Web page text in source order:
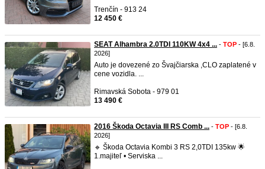
Trenčín - 913 24
12 450 €
SEAT Alhambra 2.0TDI 110KW 4x4 ... - TOP - [6.8.
2026]
Auto je dovezené zo Švajčiarska ,CLO zaplatené v
cene vozidla. ...
Rimavská Sobota - 979 01
13 490 €
2016 Škoda Octavia III RS Comb ... - TOP - [6.8.
2026]
🔹 Škoda Octavia Kombi 3 RS 2,0TDI 135kw 🌟
1.majiteľ • Serviska ...